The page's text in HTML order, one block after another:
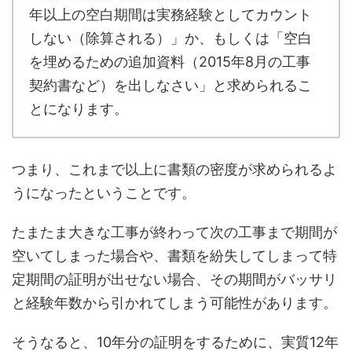
年以上の空白期間は実務経験としてカウント
しない（除算される）」か、もしくは「空白
を埋めるための追加資料（2015年8月の工事
契約書など）を出しなさい」と求められるこ
とになります。
つまり、これまで以上に書類の密度が求められるよ
うになったということです。
たまたま大きな工事が終わって次の工事まで期間が
空いてしまった場合や、書類を紛失してしまって特
定期間の証明が出せない場合、その期間がバッサリ
と経験年数から引かれてしまう可能性があります。
そうなると、10年分の証明をするために、実質12年